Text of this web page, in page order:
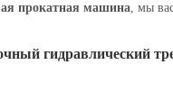
прокатная машина, мы
гидравлический